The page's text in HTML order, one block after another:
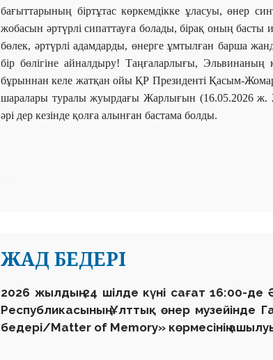
бағыттарының біртұтас көркемдікке ұласуы, өнер
жобасын әртүрлі сипаттауға болады, бірақ оның
бөлек, әртүрлі адамдарды, өнерге ұмтылған барша
бір бөлігіне айналдыру! Таңғаларлығы, Эльвинаның
бұрыннан келе жатқан ойы ҚР Президенті Қасым-
шаралары туралы жуырдағы Жарлығын (16.05.2026 ж.
әрі дер кезінде қолға алынған бастама болды.
ЖАД БЕДЕРІ
2026 жылдың 24 шілде күні сағат 16:00-
Республикасының Ұлттық өнер музейінде
бедері/Matter of Memory» көрмесінің